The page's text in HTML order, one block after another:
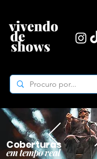
Coberturas
em tempo real